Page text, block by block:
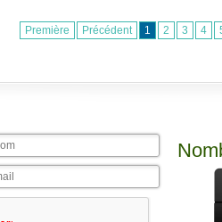
Première Précédent 1 2 3 4